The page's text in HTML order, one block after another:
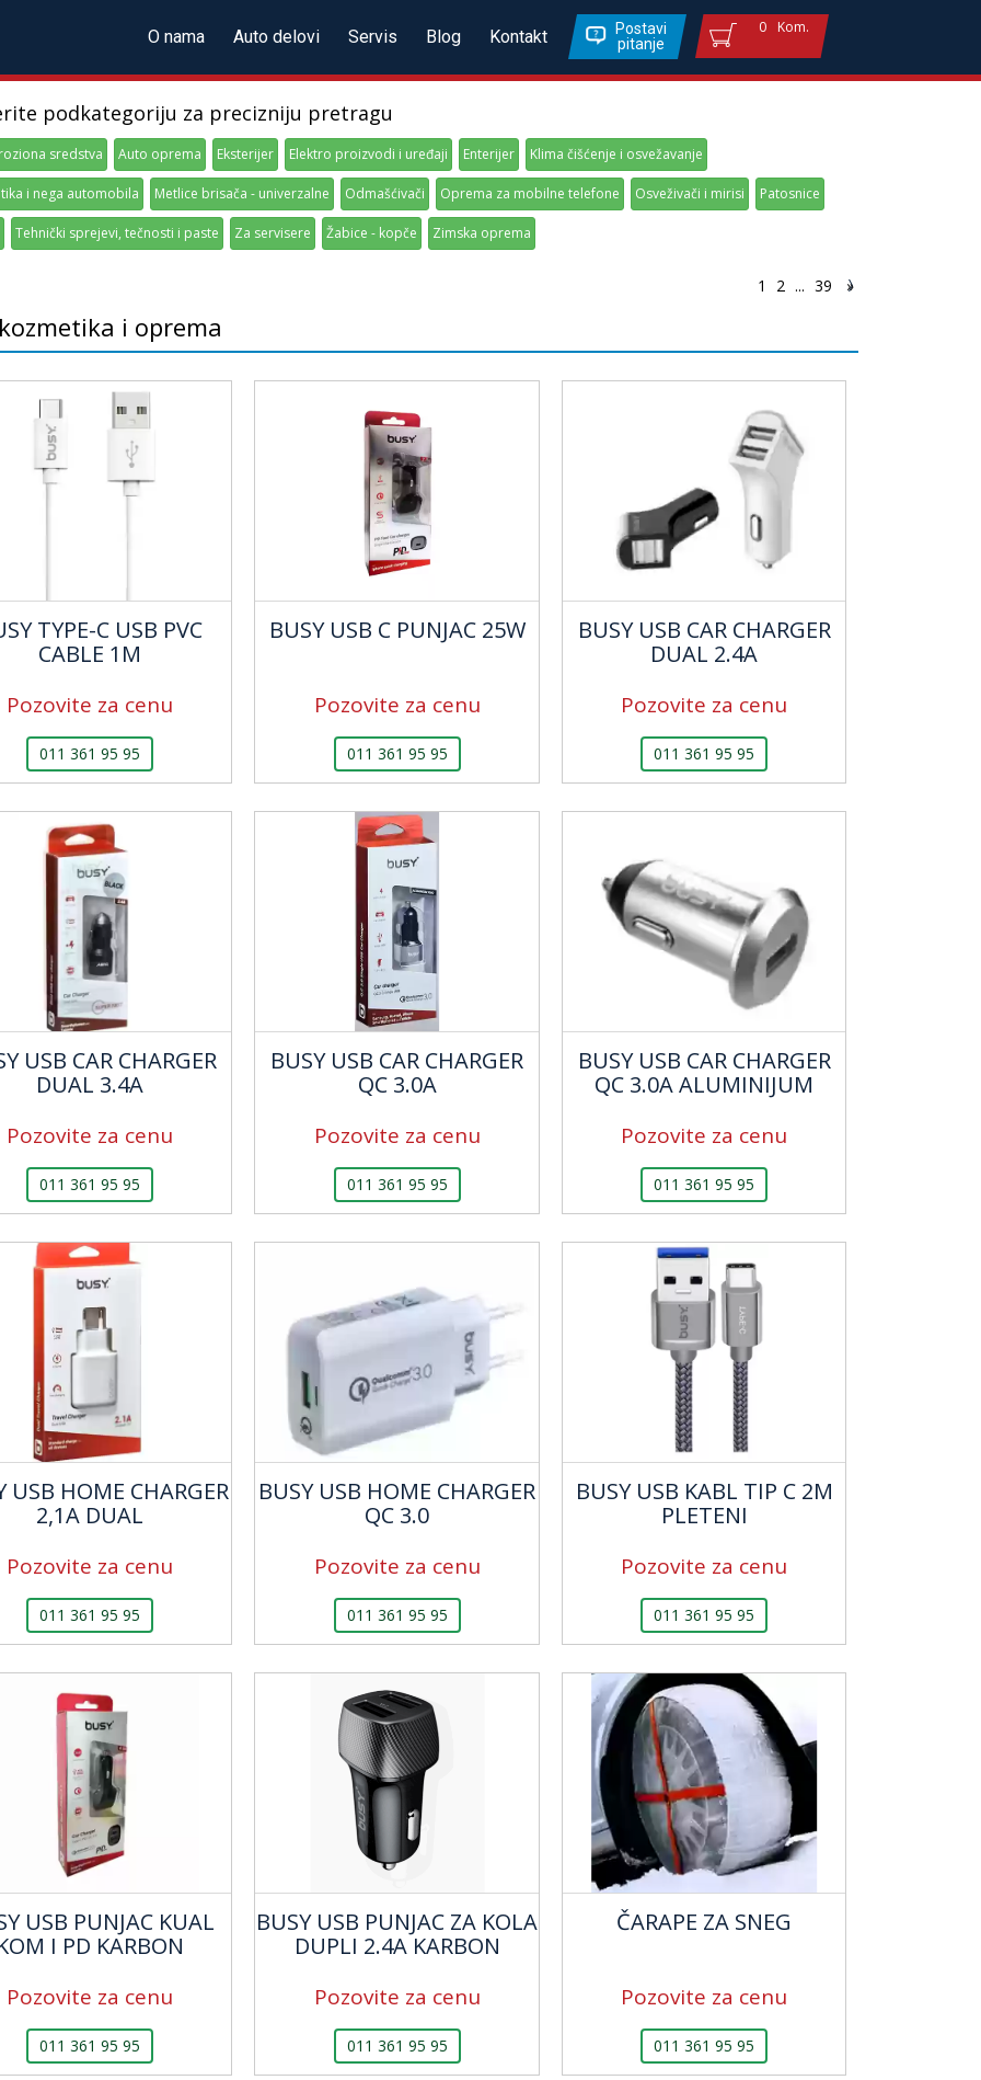
O nama Auto delovi Servis Blog Kontakt
Postavi
pitanje
0 Kom.
podkategoriju za precizniju pretragu
sredstva Auto oprema Eksterijer Elektro proizvodi i uređaji Enterijer Klima čišćenje i osvežavanje
i nega automobila Metlice brisača - univerzalne Odmašćivači Oprema za mobilne telefone Osveživači i mirisi Patosnice
Tehnički sprejevi, tečnosti i paste Za servisere Žabice - kopče Zimska oprema
1 2 ... 39 »
i oprema
TYPE-C USB PVC
CABLE 1M
Pozovite za cenu
011 361 95 95
BUSY USB C PUNJAC 25W
Pozovite za cenu
011 361 95 95
BUSY USB CAR CHARGER
DUAL 2.4A
Pozovite za cenu
011 361 95 95
USB CAR CHARGER
DUAL 3.4A
Pozovite za cenu
011 361 95 95
BUSY USB CAR CHARGER
QC 3.0A
Pozovite za cenu
011 361 95 95
BUSY USB CAR CHARGER
QC 3.0A ALUMINIJUM
Pozovite za cenu
011 361 95 95
USB HOME CHARGER
2,1A DUAL
Pozovite za cenu
011 361 95 95
BUSY USB HOME CHARGER
QC 3.0
Pozovite za cenu
011 361 95 95
BUSY USB KABL TIP C 2M
PLETENI
Pozovite za cenu
011 361 95 95
USB PUNJAC KUAL
I PD KARBON
Pozovite za cenu
011 361 95 95
BUSY USB PUNJAC ZA KOLA
DUPLI 2.4A KARBON
Pozovite za cenu
011 361 95 95
ČARAPE ZA SNEG
Pozovite za cenu
011 361 95 95